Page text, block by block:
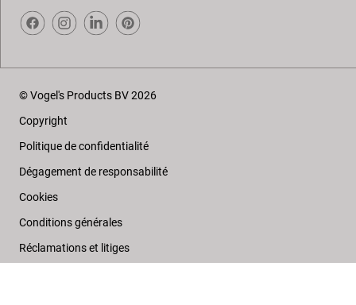
© Vogel's Products BV2026
Copyright
Politique de confidentialité
Dégagement de responsabilité
Cookies
Conditions générales
Réclamations et litiges